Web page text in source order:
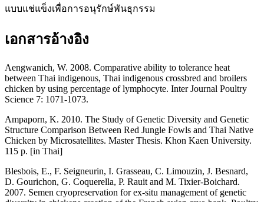
แบบแช่แข็งเพื่อการอนุรักษ์พันธุกรรม
เอกสารอ้างอิง
Aengwanich, W. 2008. Comparative ability to tolerance heat
between Thai indigenous, Thai indigenous crossbred and broilers
chicken by using percentage of lymphocyte. Inter Journal Poultry
Science 7: 1071-1073.
Ampaporn, K. 2010. The Study of Genetic Diversity and Genetic
Structure Comparison Between Red Jungle Fowls and Thai Native
Chicken by Microsatellites. Master Thesis. Khon Kaen University.
115 p. [in Thai]
Blesbois, E., F. Seigneurin, I. Grasseau, C. Limouzin, J. Besnard,
D. Gourichon, G. Coquerella, P. Rauit and M. Tixier-Boichard.
2007. Semen cryopreservation for ex-situ management of genetic